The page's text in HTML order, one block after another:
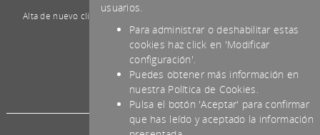
Alta de nuevo cliente
*IVA NO INCLUIDO
usuarios.
Para administrar o deshabilitar estas
cookies haz click en 'Modificar
configuración'.
Puedes obtener más información en
nuestra Política de Cookies.
Pulsa el botón 'Aceptar' para confirmar
que has leído y aceptado la información